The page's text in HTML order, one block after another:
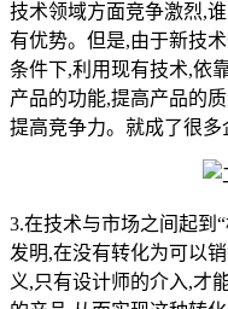
技术领域方面竞争激烈,
有优势。但是,由于新技
条件下,利用现有技术,依
产品的功能,提高产品的
提高竞争力。就成了很多
3.在技术与市场之间起到
发明,在没有转化为可以
义,只有设计师的介入,才